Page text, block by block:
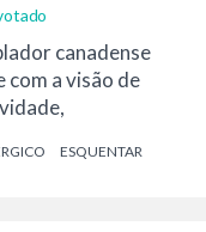
canadense
com a visão de
ESQUENTAR